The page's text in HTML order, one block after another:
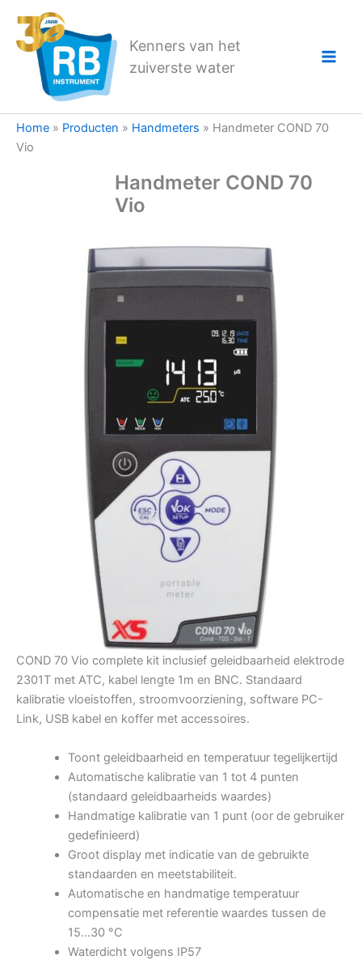
naar
Kenners van het
zuiverste water
Home » Producten » Handmeters » Handmeter COND 70
Vio
Handmeter COND 70
Vio
COND 70 Vio complete kit inclusief geleidbaarheid elektrode
2301T met ATC, kabel lengte 1m en BNC. Standaard
kalibratie vloeistoffen, stroomvoorziening, software PC-
Link, USB kabel en koffer met accessoires.
Toont geleidbaarheid en temperatuur tegelijkertijd
Automatische kalibratie van 1 tot 4 punten
(standaard geleidbaarheids waardes)
Handmatige kalibratie van 1 punt (oor de gebruiker
gedefinieerd)
Groot display met indicatie van de gebruikte
standaarden en meetstabiliteit.
Automatische en handmatige temperatuur
compensatie met referentie waardes tussen de
15…30 °C
Waterdicht volgens IP57